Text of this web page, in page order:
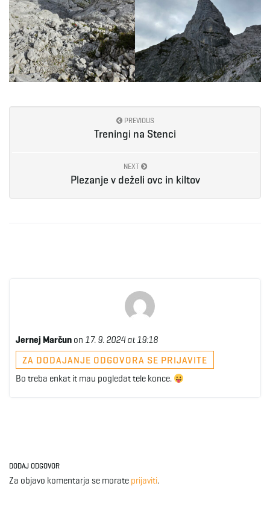
PREVIOUS
Treningi na Stenci
NEXT
Plezanje v deželi ovc in kiltov
Jernej Marčun on 17. 9. 2024 at 19:18
ZA DODAJANJE ODGOVORA SE PRIJAVITE
Bo treba enkat it mau pogledat tele konce.
DODAJ ODGOVOR
Za objavo komentarja se morate prijaviti.